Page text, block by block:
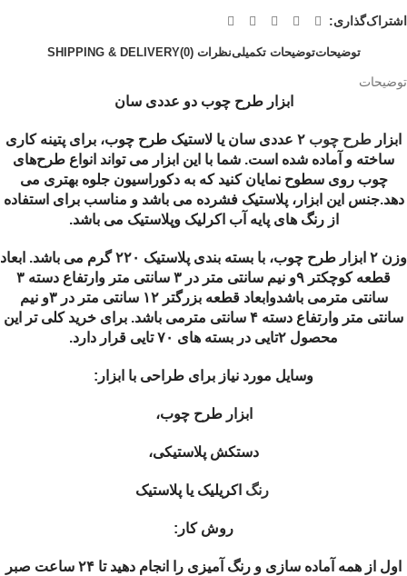
اشتراک‌گذاری:
توضیحاتتوضیحات تکمیلینظرات (0) SHIPPING & DELIVERY
توضیحات
ابزار طرح چوب دو عددی سان
ابزار طرح چوب
۲ عددى سان یا لاستیک طرح چوب، برای پتینه کاری
ساخته و آماده شده است. شما با این ابزار می تواند انواع طرح‌های
چوب روی سطوح نمایان کنید که به دکوراسیون جلوه بهتری می
دهد.جنس این ابزار، پلاستیک فشرده می باشد و مناسب برای استفاده
از رنگ های پایه آب اکرلیک وپلاستیک می باشد.
وزن ۲ ابزار طرح چوب، با بسته بندی پلاستیک ۲۲۰ گرم می باشد. ابعاد
قطعه کوچکتر ۹و نیم سانتی متر در ۳ سانتی متر وارتفاع دسته ۳
سانتی مترمی باشدوابعاد قطعه بزرگتر ۱۲ سانتی متر در ۳و نیم
سانتی متر وارتفاع دسته ۴ سانتی مترمی باشد. برای خرید کلی تر این
محصول ۲تایی در بسته های ۷۰ تایی قرار دارد.
وسایل مورد نیاز برای طراحی با ابزار:
ابزار طرح چوب،
دستکش پلاستیکی،
رنگ اکریلیک یا پلاستیک
روش کار:
اول از همه آماده سازی و رنگ آمیزی را انجام دهید تا ۲۴ ساعت صبر